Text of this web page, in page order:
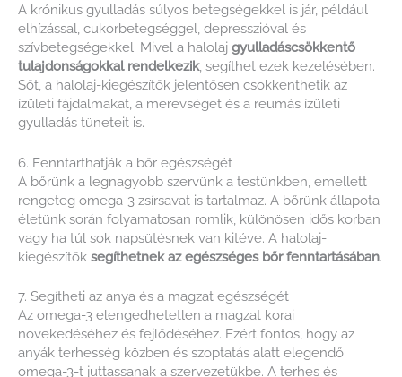
A krónikus gyulladás súlyos betegségekkel is jár, például
elhízással, cukorbetegséggel, depresszióval és
szívbetegségekkel. Mivel a halolaj gyulladáscsökkentő
tulajdonságokkal rendelkezik, segíthet ezek kezelésében.
Sőt, a halolaj-kiegészítők jelentősen csökkenthetik az
ízületi fájdalmakat, a merevséget és a reumás ízületi
gyulladás tüneteit is.
6. Fenntarthatják a bőr egészségét
A bőrünk a legnagyobb szervünk a testünkben, emellett
rengeteg omega-3 zsírsavat is tartalmaz. A bőrünk állapota
életünk során folyamatosan romlik, különösen idős korban
vagy ha túl sok napsütésnek van kitéve. A halolaj-
kiegészítők segíthetnek az egészséges bőr fenntartásában.
7. Segítheti az anya és a magzat egészségét
Az omega-3 elengedhetetlen a magzat korai
növekedéséhez és fejlődéséhez. Ezért fontos, hogy az
anyák terhesség közben és szoptatás alatt elegendő
omega-3-t juttassanak a szervezetükbe. A terhes és